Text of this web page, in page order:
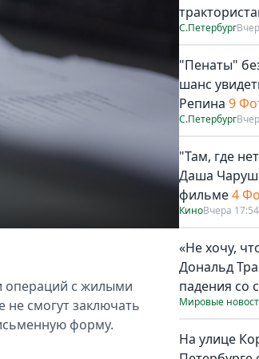
операций с жилыми
смогут заключать
форму.
С.Петербург
"Пенаты"
шанс
Репина 9
С.Петербург
"Там, где
Даша
фильме4
КиноВчера 17:54
«Не хочу,
Дональд
падения со
Мировые
На улице